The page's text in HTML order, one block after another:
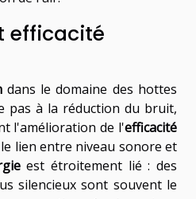
efficacité
dans le domaine des hottes
pas à la réduction du bruit,
l'amélioration de l'efficacité
lien entre niveau sonore et
est étroitement lié : des
silencieux sont souvent le